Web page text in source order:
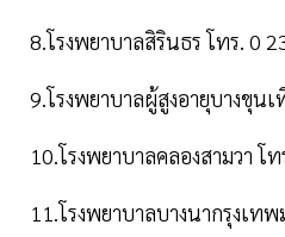
8.โรงพยาบาลสิรินธร โทร. 0
9.โรงพยาบาลผู้สูงอายุบางขุน
10.โรงพยาบาลคลองสามวา โ
11.โรงพยาบาลบางนากรุงเท